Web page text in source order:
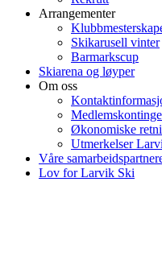
Arrangementer
Skikarusell vinter
Barmarkscup
Skiarena og løyper
Om oss
Økonomiske
Utmerkelser
Våre
Lov for Larvik Ski